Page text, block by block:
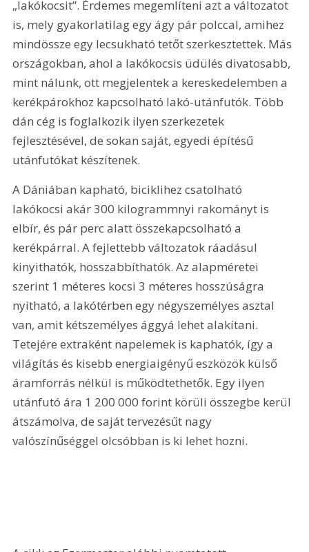
„lakókocsit”. Érdemes megemlíteni azt a változatot
is, mely gyakorlatilag egy ágy pár polccal, amihez
mindössze egy lecsukható tetőt szerkesztettek. Más
országokban, ahol a lakókocsis üdülés divatosabb,
mint nálunk, ott megjelentek a kereskedelemben a
kerékpárokhoz kapcsolható lakó-utánfutók. Több
dán cég is foglalkozik ilyen szerkezetek
fejlesztésével, de sokan saját, egyedi építésű
utánfutókat készítenek.
A Dániában kapható, biciklihez csatolható
lakókocsi akár 300 kilogrammnyi rakományt is
elbír, és pár perc alatt összekapcsolható a
kerékpárral. A fejlettebb változatok ráadásul
kinyithatók, hosszabbíthatók. Az alapméretei
szerint 1 méteres kocsi 3 méteres hosszúságra
nyitható, a lakótérben egy négyszemélyes asztal
van, amit kétszemélyes ággyá lehet alakítani.
Tetejére extraként napelemek is kaphatók, így a
világítás és kisebb energiaigényű eszközök külső
áramforrás nélkül is működtethetők. Egy ilyen
utánfutó ára 1 200 000 forint körüli összegbe kerül
átszámolva, de saját tervezésűt nagy
valószínűséggel olcsóbban is ki lehet hozni.